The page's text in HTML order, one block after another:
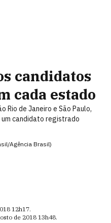
candidatos
cada estado
Rio de Janeiro e São Paulo,
um candidato registrado
Agência Brasil)
12h17.
de 2018 13h48.